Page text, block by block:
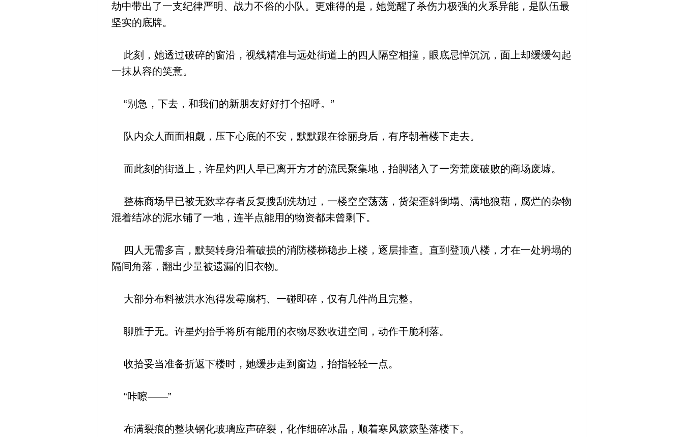
劫中带出了一支纪律严明、战力不俗的小队。更难得的是，她觉醒了杀伤力极强的火系异能，是队伍最
坚实的底牌。
此刻，她透过破碎的窗沿，视线精准与远处街道上的四人隔空相撞，眼底忌惮沉沉，面上却缓缓勾起
一抹从容的笑意。
“别急，下去，和我们的新朋友好好打个招呼。”
队内众人面面相觑，压下心底的不安，默默跟在徐丽身后，有序朝着楼下走去。
而此刻的街道上，许星灼四人早已离开方才的流民聚集地，抬脚踏入了一旁荒废破败的商场废墟。
整栋商场早已被无数幸存者反复搜刮洗劫过，一楼空空荡荡，货架歪斜倒塌、满地狼藉，腐烂的杂物
混着结冰的泥水铺了一地，连半点能用的物资都未曾剩下。
四人无需多言，默契转身沿着破损的消防楼梯稳步上楼，逐层排查。直到登顶八楼，才在一处坍塌的
隔间角落，翻出少量被遗漏的旧衣物。
大部分布料被洪水泡得发霉腐朽、一碰即碎，仅有几件尚且完整。
聊胜于无。许星灼抬手将所有能用的衣物尽数收进空间，动作干脆利落。
收拾妥当准备折返下楼时，她缓步走到窗边，抬指轻轻一点。
“咔嚓——”
布满裂痕的整块钢化玻璃应声碎裂，化作细碎冰晶，顺着寒风簌簌坠落楼下。